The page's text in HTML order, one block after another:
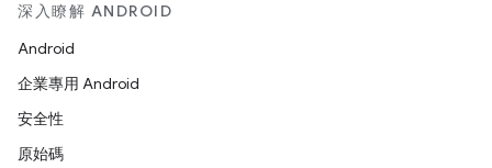
深入瞭解 ANDROID
Android
企業專用 Android
安全性
原始碼